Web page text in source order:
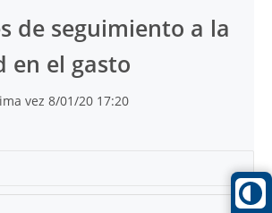
de seguimiento a la
en el gasto
vez 8/01/20 17:20